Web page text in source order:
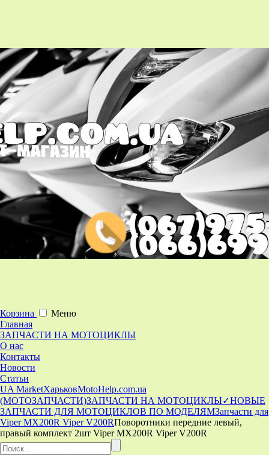
Корзина
Меню
Главная
ЗАПЧАСТИ НА МОТОЦИКЛЫ
О нас
Контакты
Новости
Статьи
UA MarketХарьковMotoHelp.com.ua
(МОТОЗАПЧАСТИ)ЗАПЧАСТИ НА МОТОЦИКЛЫ✓НОВЫЕ
ЗАПЧАСТИ ДЛЯ МОТОЦИКЛОВ ПО МОДЕЛЯМЗапчасти для
Viper MX200R Viper V200RПоворотники передние левый,
правый комплект 2шт Viper MX200R Viper V200R